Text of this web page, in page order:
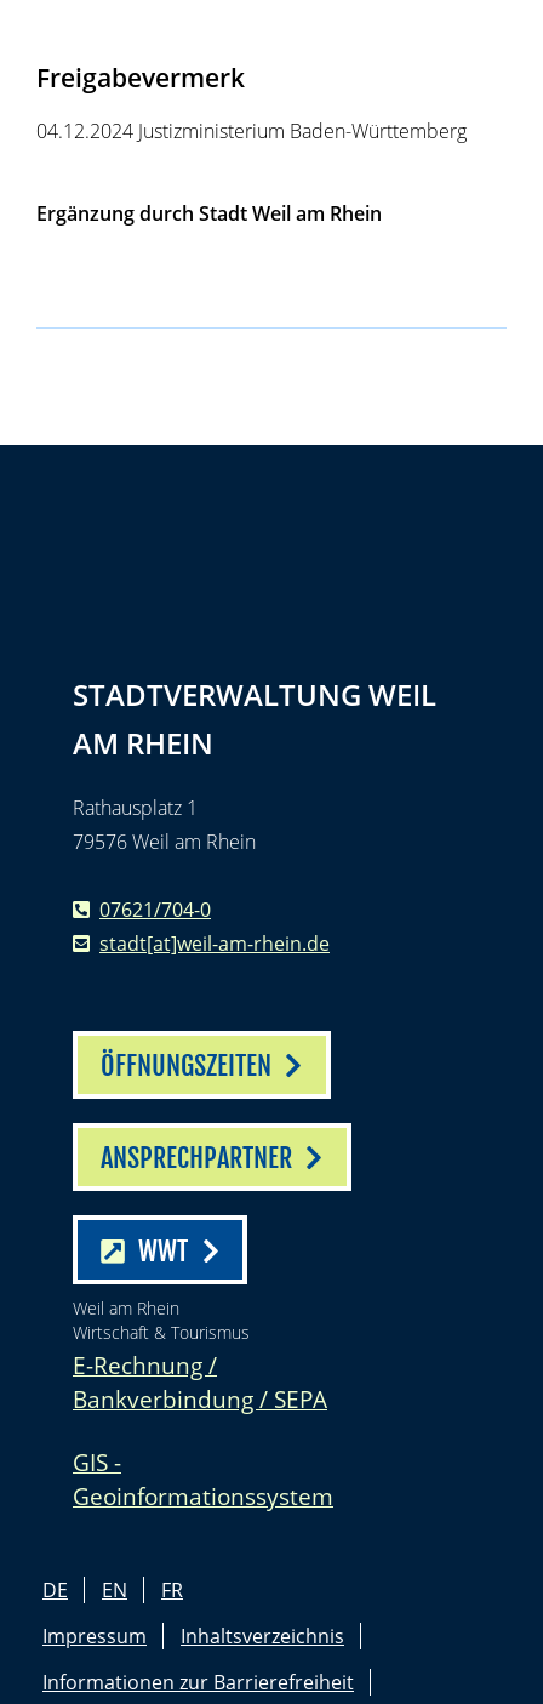
Freigabevermerk
04.12.2024 Justizministerium Baden-Württemberg
Ergänzung durch Stadt Weil am Rhein
STADTVERWALTUNG WEIL
AM RHEIN
Rathausplatz 1
79576 Weil am Rhein
07621/704-0
stadt[at]weil-am-rhein.de
ÖFFNUNGSZEITEN
ANSPRECHPARTNER
WWT
Weil am Rhein
Wirtschaft & Tourismus
E-Rechnung /
Bankverbindung / SEPA
GIS -
Geoinformationssystem
DE EN
FR
Impressum
Inhaltsverzeichnis
Informationen zur Barrierefreiheit